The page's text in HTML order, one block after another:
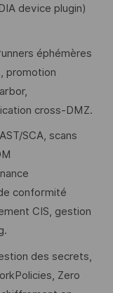
device plugin)
éphémères
promotion
cross‑DMZ.
SCA, scans
conformité
CIS, gestion
des secrets,
Zero